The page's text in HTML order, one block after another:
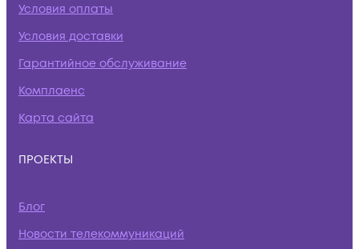
Условия оплаты
Условия доставки
Гарантийное обслуживание
Комплаенс
Карта сайта
ПРОЕКТЫ
Блог
Новости телекоммуникаций